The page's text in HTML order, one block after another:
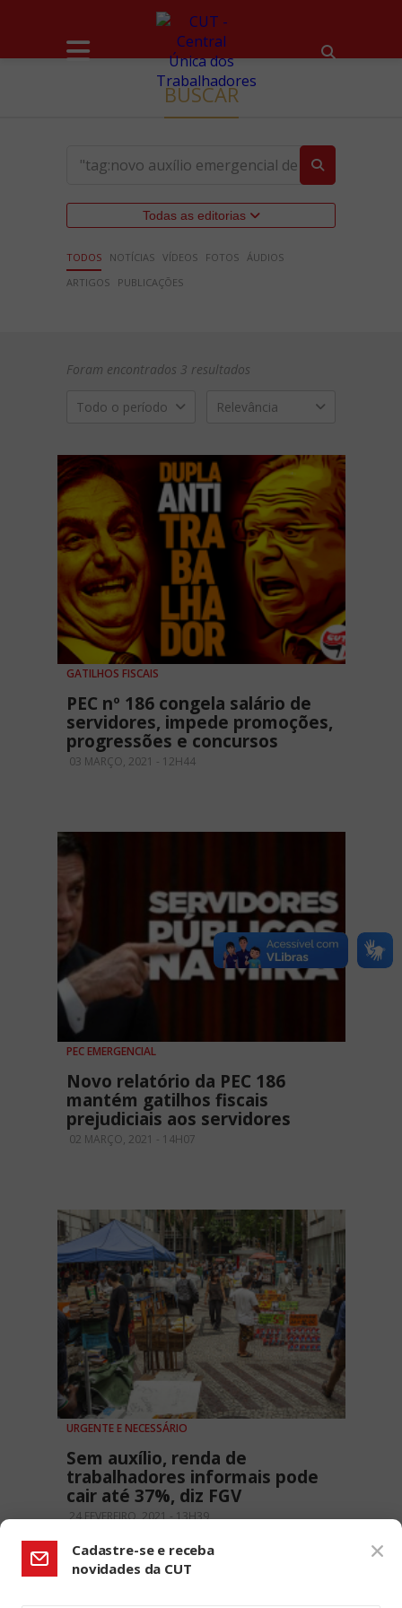
BUSCAR
Todas as editorias
TODOS NOTÍCIAS VÍDEOS FOTOS ÁUDIOS
ARTIGOS
PUBLICAÇÕES
Foram encontrados 3 resultados
Todo o período Relevância
GATILHOS FISCAIS
PEC nº 186 congela salário de
servidores, impede promoções,
progressões e concursos
03 MARÇO, 2021 - 12H44
PEC EMERGENCIAL
Novo relatório da PEC 186
mantém gatilhos fiscais
prejudiciais aos servidores
02 MARÇO, 2021 - 14H07
URGENTE E NECESSÁRIO
Sem auxílio, renda de
trabalhadores informais pode
cair até 37%, diz FGV
24 FEVEREIRO, 2021 - 13H39
Cadastre-se e receba
novidades da CUT